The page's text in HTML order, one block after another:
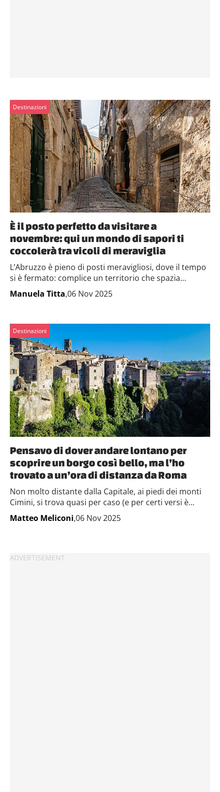
Destinazioni
È il posto perfetto da visitare a
novembre: qui un mondo di sapori ti
coccolerà tra vicoli di meraviglia
L’Abruzzo è pieno di posti meravigliosi, dove il tempo
si è fermato: complice un territorio che spazia...
Manuela Titta,06 Nov 2025
Destinazioni
Pensavo di dover andare lontano per
scoprire un borgo così bello, ma l’ho
trovato a un’ora di distanza da Roma
Non molto distante dalla Capitale, ai piedi dei monti
Cimini, si trova quasi per caso (e per certi versi è...
Matteo Meliconi,06 Nov 2025